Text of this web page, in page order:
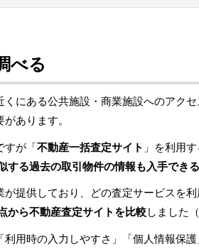
べる
にある公共施設・商業施設へのアク
あります。
すが「不動産一括査定サイト 」を利用
する過去の取引物件の情報も入手でき
が提供しており、どの査定サービスを
から不動産査定サイトを比較しました（
用時の入力しやすさ」「個人情報保